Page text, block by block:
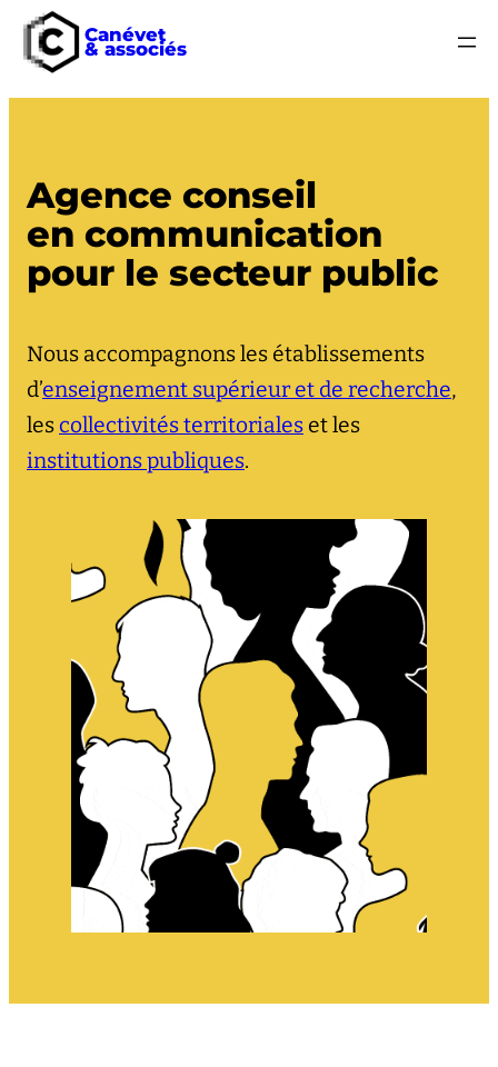
Canévet
& associés
Agence conseil
en communication
pour le secteur public
Nous accompagnons les établissements
d’enseignement supérieur et de recherche,
les collectivités territoriales et les
institutions publiques.